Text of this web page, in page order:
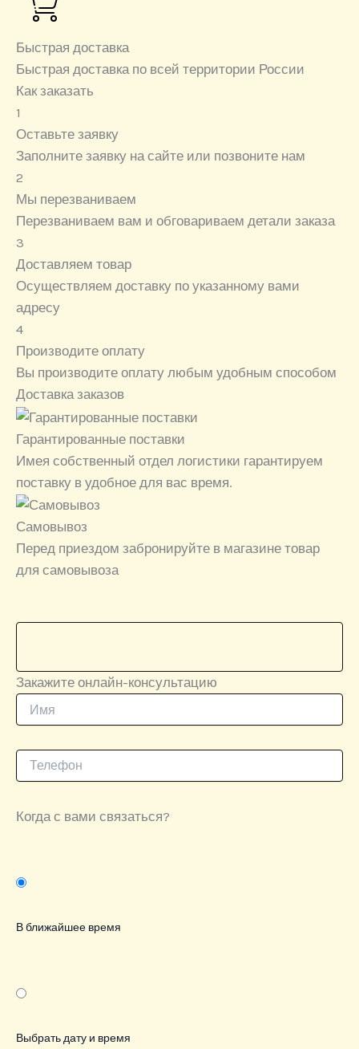
Быстрая доставка
Быстрая доставка по всей территории России
Как заказать
1
Оставьте заявку
Заполните заявку на сайте или позвоните нам
2
Мы перезваниваем
Перезваниваем вам и обговариваем детали заказа
3
Доставляем товар
Осуществляем доставку по указанному вами
адресу
4
Производите оплату
Вы производите оплату любым удобным способом
Доставка заказов
Гарантированные поставки
Имея собственный отдел логистики гарантируем
поставку в удобное для вас время.
Самовывоз
Перед приездом забронируйте в магазине товар
для самовывоза
Закажите онлайн-консультацию
Когда с вами связаться?
В ближайшее время
Выбрать дату и время